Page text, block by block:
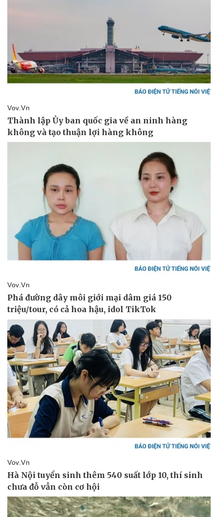
Văn hóa
Sân khấu - Điện ảnh
Văn học
Âm nhạc
Di sản
Giải trí
Nghệ sĩ
Thời trang
Sao Việt